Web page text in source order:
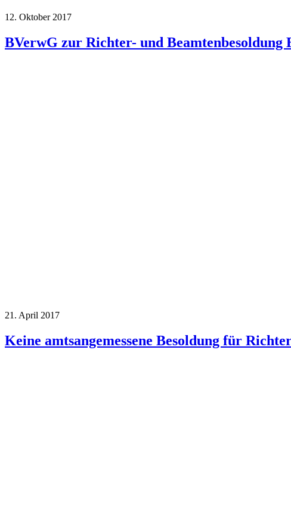
12. Oktober 2017
BVerwG zur Richter- und Beamtenbesoldung
21. April 2017
Keine amtsangemessene Besoldung für